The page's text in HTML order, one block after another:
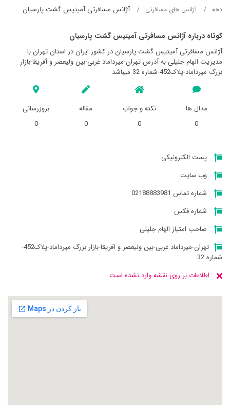
دهه آژانس های مسافرتی آژانس مسافرتی آميتيس گشت پارسيان
کوتاه درباره آژانس مسافرتی آميتيس گشت پارسيان
آژانس مسافرتی آميتيس گشت پارسيان در کشور ایران در استان تهران با
مدیریت الهام جلیلی به آدرس تهران-میرداماد غربی-بین ولیعصر و آفریقا-بازار
بزرگ میرداماد-پلاک452-شماره 32 میباشد
مدال ها
0
نکته و جواب
0
مقاله
0
بروزرسانی
0
پست الکترونیکی
وب سایت
شماره تماس 02188883981
شماره فکس
صاحب امتیاز الهام جلیلی
تهران-میرداماد غربی-بین ولیعصر و آفریقا-بازار بزرگ میرداماد-پلاک452-
شماره 32
اطلاعات بر روی نقشه وارد نشده است